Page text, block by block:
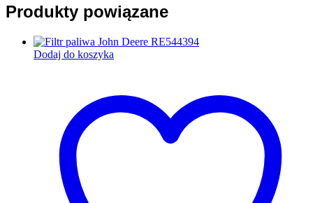
Produkty powiązane
Dodaj do koszyka